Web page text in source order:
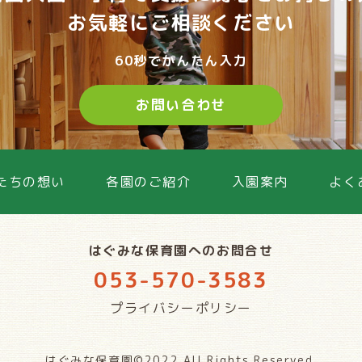
お気軽にご相談ください
60秒でかんたん入力
お問い合わせ
ちの想い 各園のご紹介 入園案内 よく
はぐみな保育園へのお問合せ
053-570-3583
プライバシーポリシー